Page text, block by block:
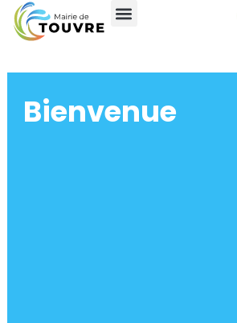
principal
Bienvenue